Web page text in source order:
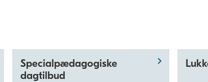
Specialpædagogiske
dagtilbud